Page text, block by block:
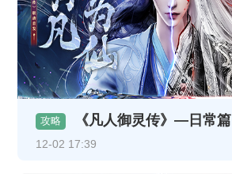
攻略 《凡人御灵传》—日常篇
12-02 17:39